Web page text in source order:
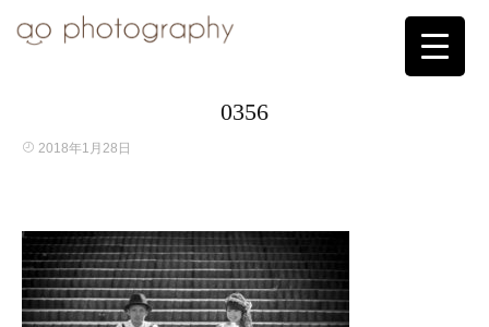
0356
2018年1月28日